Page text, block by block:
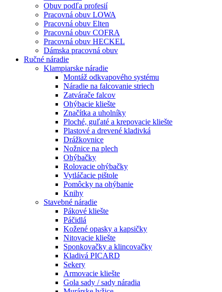
Obuv podľa profesií
Pracovná obuv LOWA
Pracovná obuv Elten
Pracovná obuv COFRA
Pracovná obuv HECKEL
Dámska pracovná obuv
Ručné náradie
Klampiarske náradie
Montáž odkvapového systému
Náradie na falcovanie striech
Zatvárače falcov
Ohýbacie kliešte
Značítka a uholníky
Ploché, guľaté a krepovacie kliešte
Plastové a drevené kladivká
Drážkovnice
Nožnice na plech
Ohýbačky
Rolovacie ohýbačky
Vytláčacie pištole
Pomôcky na ohýbanie
Knihy
Stavebné náradie
Pákové kliešte
Páčidlá
Kožené opasky a kapsičky
Nitovacie kliešte
Sponkovačky a klincovačky
Kladivá PICARD
Sekery
Armovacie kliešte
Gola sady / sady náradia